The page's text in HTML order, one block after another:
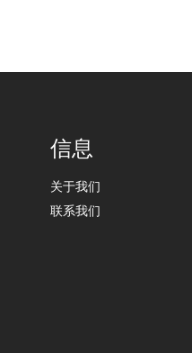
信息
关于我们
联系我们